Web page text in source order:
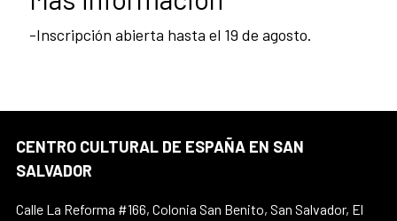
-Inscripción abierta hasta el 19 de agosto.
CENTRO CULTURAL DE ESPAÑA EN SAN
SALVADOR
Calle La Reforma #166, Colonia San Benito, San Salvador, El